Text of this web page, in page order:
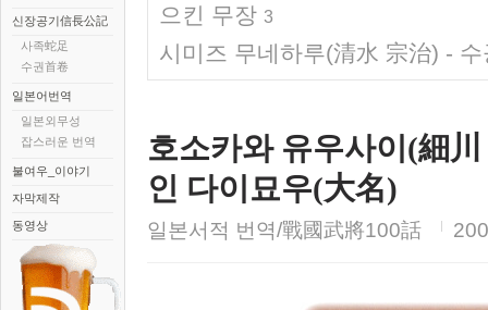
신장공기信長公記
사족蛇足
수권首卷
일본어번역
일본외무성
잡스러운 번역
불여우_이야기
자막제작
동영상
으킨 무장 3
시미즈 무네하루(清水 宗治) -
호소카와 유우사이(細
인 다이묘우(大名)
일본서적 번역/戰國武將100話